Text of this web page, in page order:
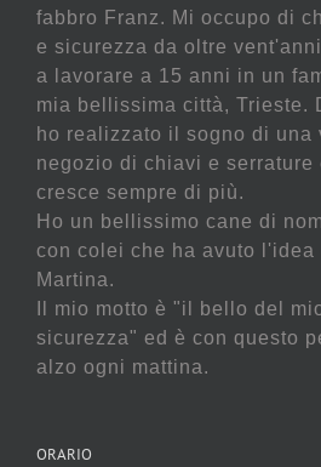
fabbro Franz. Mi occupo di
e sicurezza da oltre
a lavorare a 15 anni in un
mia bellissima città, Trieste.
ho realizzato il sogno di una
negozio di chiavi e serrature
cresce sempre di più.
Ho un bellissimo cane di
con colei che ha avuto l'idea
Martina.
Il mio motto è "il bello del
sicurezza" ed è con questo
alzo ogni mattina.
ORARIO